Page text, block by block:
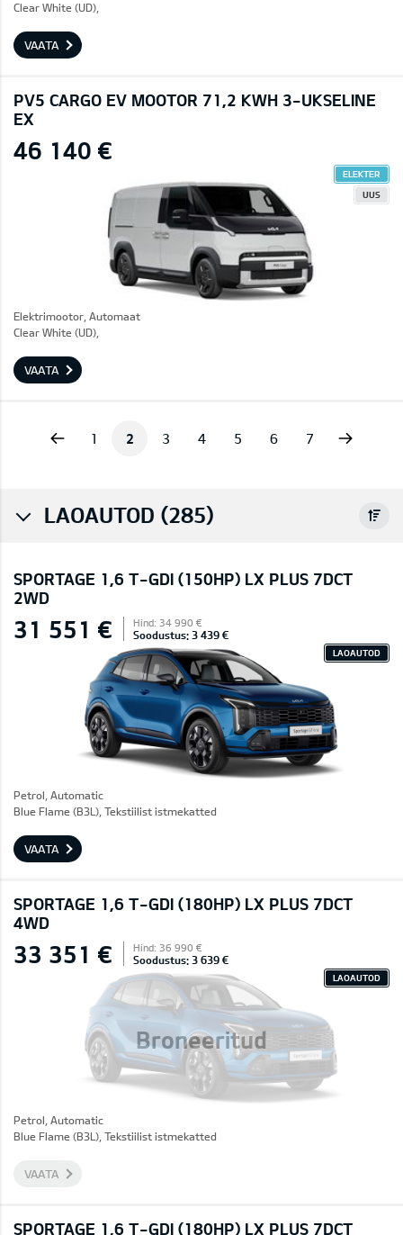
Clear White (UD),
VAATA
PV5 CARGO EV MOOTOR 71,2 KWH 3-UKSELINE
EX
46 140 €
ELEKTER
UUS
Elektrimootor, Automaat
Clear White (UD),
VAATA
1 2 3 4 5 6 7
LAOAUTOD (285)
SPORTAGE 1,6 T-GDI (150HP) LX PLUS 7DCT
2WD
31 551 € Hind: 34 990 €
Soodustus: 3 439 €
LAOAUTOD
Petrol, Automatic
Blue Flame (B3L), Tekstiilist istmekatted
VAATA
SPORTAGE 1,6 T-GDI (180HP) LX PLUS 7DCT
4WD
Broneeritud
33 351 € Hind: 36 990 €
Soodustus: 3 639 €
LAOAUTOD
Petrol, Automatic
Blue Flame (B3L), Tekstiilist istmekatted
VAATA
SPORTAGE 1,6 T-GDI (180HP) LX PLUS 7DCT